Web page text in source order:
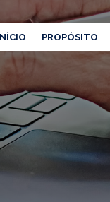
PROPÓSITO